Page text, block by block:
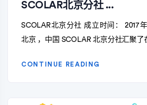
SCOLAR北京分社 ...
SCOLAR北京分社 成立时间： 2017
北京 ，中国 SCOLAR 北京分社汇聚了
CONTINUE READING